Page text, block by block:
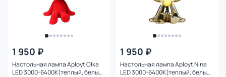
1 950 ₽
Настольная лампа Aployt Olka
LED 3000-6400К(теплый, белый,
1 950 ₽
Настольная лампа Aployt Nina
LED 3000-6400К(теплый, белый,